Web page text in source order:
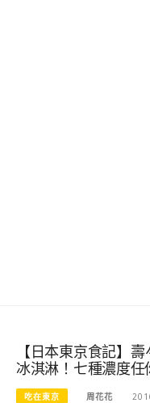
【日本東京食記】
冰淇淋！七種濃度任
吃在東京 周花花